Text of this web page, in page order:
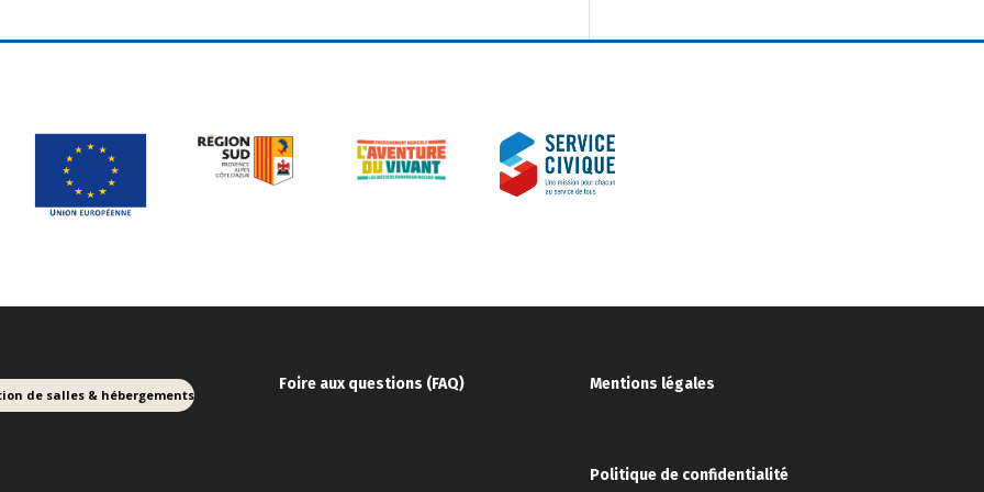
de salles & hébergements
Foire aux questions (FAQ) Mentions légales
Politique de confidentialité